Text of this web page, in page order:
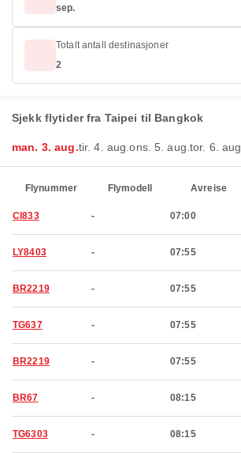
sep.
Totalt antall destinasjoner
2
Sjekk flytider fra Taipei til Bangkok
man. 3. aug.tir. 4. aug.ons. 5. aug.tor. 6. aug.
Flynummer Flymodell Avreise
CI833 - 07:00
LY8403 - 07:55
BR2219 - 07:55
TG637 - 07:55
BR2219 - 07:55
BR67 - 08:15
TG6303 - 08:15